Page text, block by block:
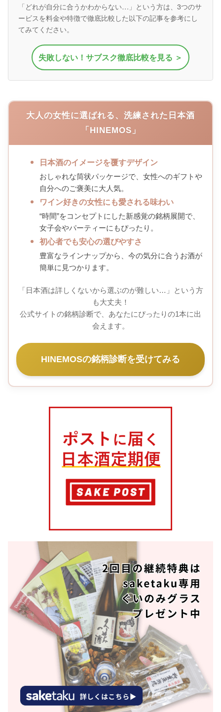
「どれが自分に合うかわからない…」という方は、3つのサ
ービスを料金や特徴で徹底比較した以下の記事を参考にし
てみてください。
失敗しない！サブスク徹底比較を見る ＞
大人の女性に選ばれる、洗練された日本酒
「HINEMOS」
日本酒のイメージを覆すデザイン
おしゃれな筒状パッケージで、女性へのギフトや
自分へのご褒美に大人気。
ワイン好きの女性にも愛される味わい
“時間”をコンセプトにした新感覚の銘柄展開で、
女子会やパーティーにもぴったり。
初心者でも安心の選びやすさ
豊富なラインナップから、今の気分に合うお酒が
簡単に見つかります。
「日本酒は詳しくないから選ぶのが難しい…」という方
も大丈夫！
公式サイトの銘柄診断で、あなたにぴったりの1本に出
会えます。
HINEMOSの銘柄診断を受けてみる